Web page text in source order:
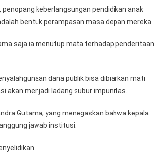
penopang keberlangsungan pendidikan anak
bentuk perampasan masa depan mereka.
saja ia menutup mata terhadap penderitaan
dana publik bisa dibiarkan mati
akan menjadi ladang subur impunitas.
Gutama, yang menegaskan bahwa kepala
jawab institusi.